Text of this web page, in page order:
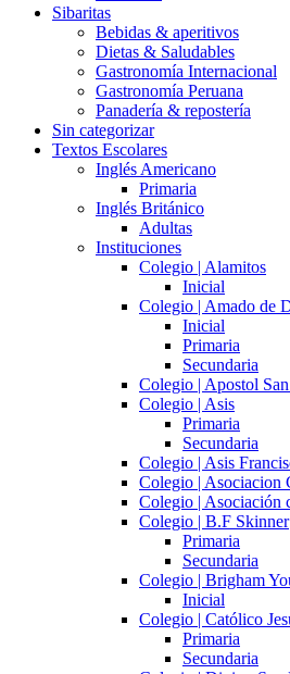
Sibaritas
Bebidas & aperitivos
Dietas & Saludables
Gastronomía Internacional
Gastronomía Peruana
Panadería & repostería
Sin categorizar
Textos Escolares
Inglés Americano
Primaria
Inglés Británico
Adultas
Instituciones
Colegio | Alamitos
Inicial
Colegio | Amado de
Inicial
Primaria
Secundaria
Colegio | Apostol
Colegio | Asis
Primaria
Secundaria
Colegio | Asis
Colegio | Asociacion
Colegio | Asociación
Colegio | B.F Skinner
Primaria
Secundaria
Colegio | Brigham
Inicial
Colegio | Católico
Primaria
Secundaria